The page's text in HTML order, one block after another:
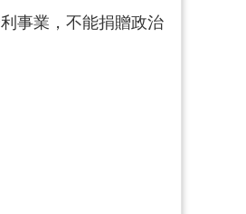
事業，不能捐贈政治